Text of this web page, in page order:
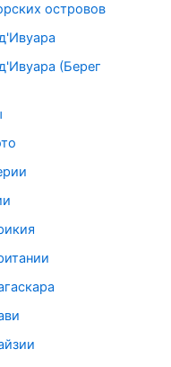
островов
(Берег